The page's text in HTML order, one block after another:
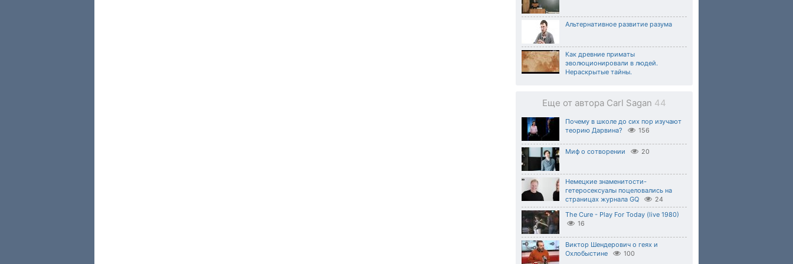
Альтернативное развитие разума
Как древние приматы
эволюционировали в людей.
Нераскрытые тайны.
Еще от автора Carl Sagan 44
Почему в школе до сих пор изучают
теорию Дарвина?
156
Миф о сотворении 20
Немецкие знаменитости-
гетеросексуалы поцеловались на
страницах журнала GQ
24
The Cure - Play For Today (live 1980)
16
Виктор Шендерович о геях и
Охлобыстине
100